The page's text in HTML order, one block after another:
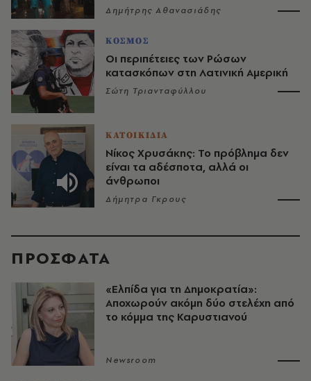
Δημήτρης Αθανασιάδης
ΚΟΣΜΟΣ
Οι περιπέτειες των Ρώσων
κατασκόπων στη Λατινική Αμερική
Σώτη Τριανταφύλλου
ΚΑΤΟΙΚΙΔΙΑ
Νίκος Χρυσάκης: Το πρόβλημα δεν
είναι τα αδέσποτα, αλλά οι
άνθρωποι
Δήμητρα Γκρους
ΠΡΟΣΦΑΤΑ
«Ελπίδα για τη Δημοκρατία»:
Αποχωρούν ακόμη δύο στελέχη από
το κόμμα της Καρυστιανού
Newsroom